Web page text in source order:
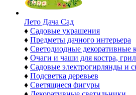
Лето Дача Сад
♦ Садовые украшения
♦ Предметы дачного интерьера
♦ Светодиодные декоративные
♦ Очаги и чаши для костра,
♦ Садовые электрогирлянды и
♦ Подсветка деревьев
♦ Светящиеся фигуры